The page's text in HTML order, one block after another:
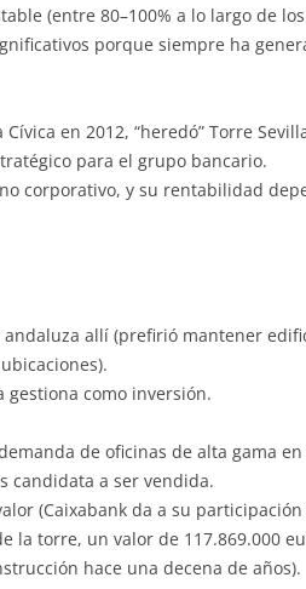
(entre 80–100% a lo largo de
porque siempre ha
en 2012, “heredó” Torre
para el grupo bancario.
corporativo, y su rentabilidad
andaluza allí (prefirió mantener
gestiona como inversión.
de oficinas de alta gama en
candidata a ser vendida.
(Caixabank da a su
la torre, un valor de 117.869.000
hace una decena de años).